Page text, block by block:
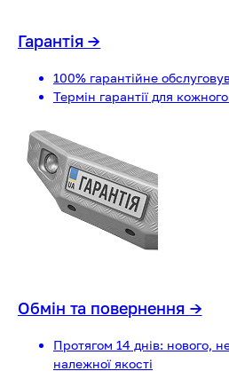
Гарантія→
100% гарантійне
Термін гарантії для
Обмін та повернення →
Протягом 14 днів: нового,
належної якості